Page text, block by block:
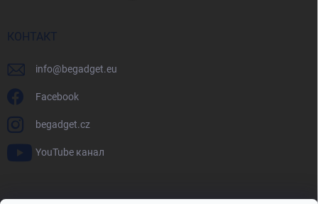
КОНТАКТ
info@begadget.eu
Facebook
begadget.cz
YouTube канал